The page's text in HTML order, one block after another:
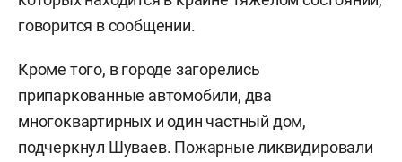
говорится в сообщении.
Кроме того, в городе загорелись
припаркованные автомобили, два
многоквартирных и один частный дом,
подчеркнул Шуваев. Пожарные ликвидировали